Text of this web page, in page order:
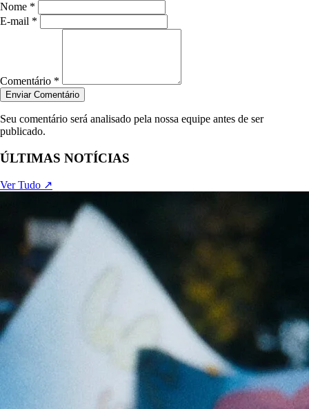
Nome *
E-mail *
Comentário *
Enviar Comentário
Seu comentário será analisado pela nossa equipe antes de ser
publicado.
ÚLTIMAS NOTÍCIAS
Ver Tudo ↗